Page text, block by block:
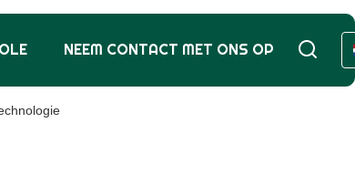
NEEM CONTACT MET ONS OP